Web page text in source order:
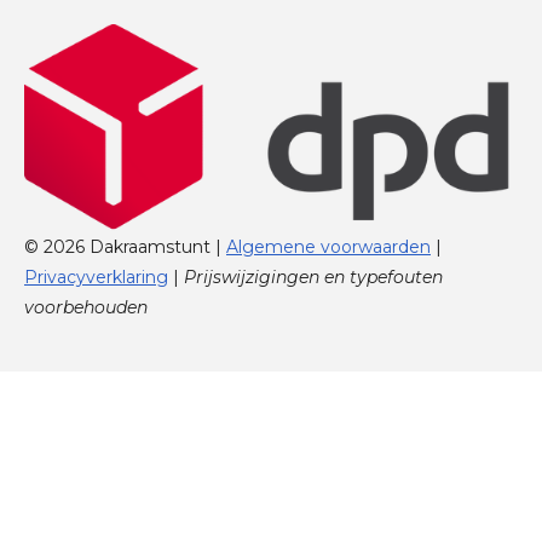
© 2026 Dakraamstunt | Algemene voorwaarden |
Privacyverklaring | Prijswijzigingen en typefouten
voorbehouden